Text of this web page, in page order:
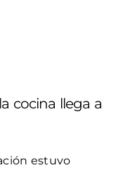
cocina llega a
estuvo